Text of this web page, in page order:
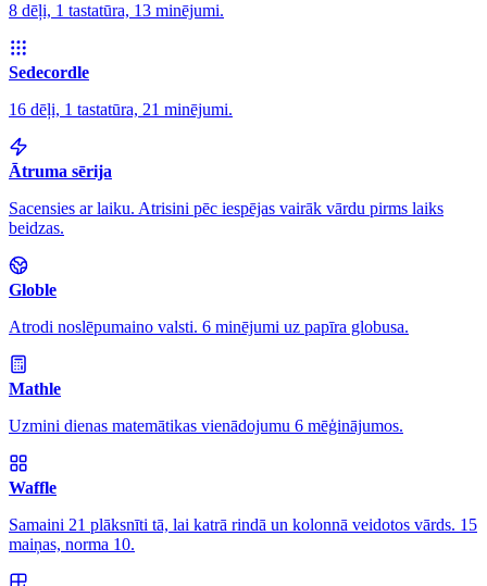
8 dēļi, 1 tastatūra, 13 minējumi.
Sedecordle
16 dēļi, 1 tastatūra, 21 minējumi.
Ātruma sērija
Sacensies ar laiku. Atrisini pēc iespējas vairāk vārdu pirms laiks
beidzas.
Globle
Atrodi noslēpumaino valsti. 6 minējumi uz papīra globusa.
Mathle
Uzmini dienas matemātikas vienādojumu 6 mēģinājumos.
Waffle
Samaini 21 plāksnīti tā, lai katrā rindā un kolonnā veidotos vārds. 15
maiņas, norma 10.